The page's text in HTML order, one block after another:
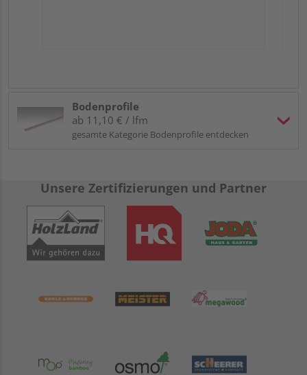
Bodenprofile
ab 11,10 € / lfm
gesamte Kategorie Bodenprofile entdecken
Unsere Zertifizierungen und Partner